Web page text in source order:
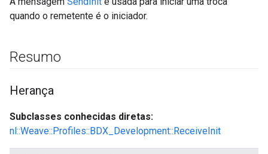
quando o remetente é o iniciador.
Resumo
Herança
Subclasses conhecidas diretas:
nl::Weave::Profiles::BDX_Development::ReceiveInit